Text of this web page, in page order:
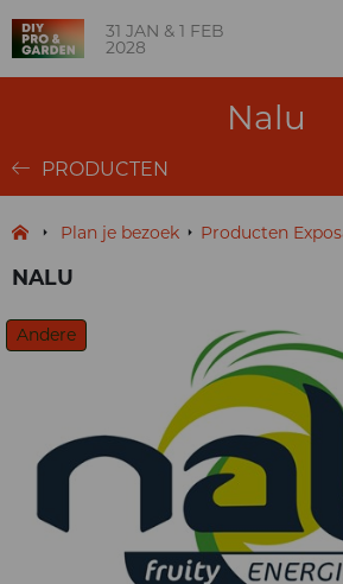
31 JAN & 1 FEB
2028
Nalu
PRODUCTEN
Plan je bezoek Producten
NALU
Andere